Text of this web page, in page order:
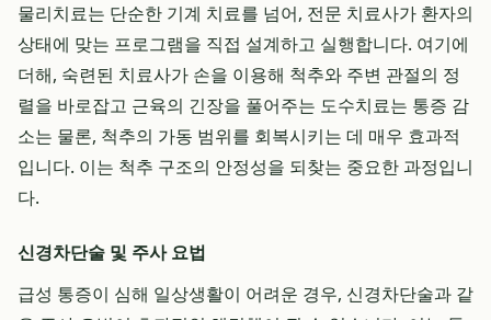
물리치료는 단순한 기계 치료를 넘어, 전문 치료사가 환자의
상태에 맞는 프로그램을 직접 설계하고 실행합니다. 여기에
더해, 숙련된 치료사가 손을 이용해 척추와 주변 관절의 정
렬을 바로잡고 근육의 긴장을 풀어주는 도수치료는 통증 감
소는 물론, 척추의 가동 범위를 회복시키는 데 매우 효과적
입니다. 이는 척추 구조의 안정성을 되찾는 중요한 과정입니
다.
신경차단술 및 주사 요법
급성 통증이 심해 일상생활이 어려운 경우, 신경차단술과 같